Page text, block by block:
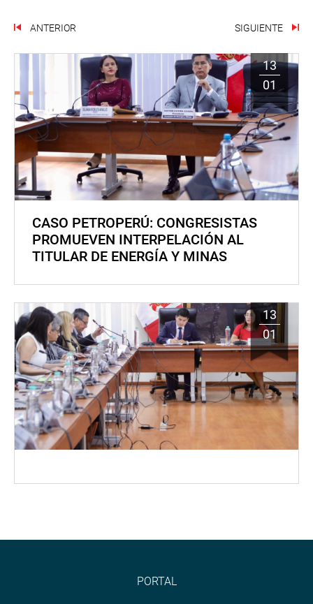
ANTERIOR SIGUIENTE
13
01
CASO PETROPERÚ: CONGRESISTAS
PROMUEVEN INTERPELACIÓN AL
TITULAR DE ENERGÍA Y MINAS
13
01
PORTAL